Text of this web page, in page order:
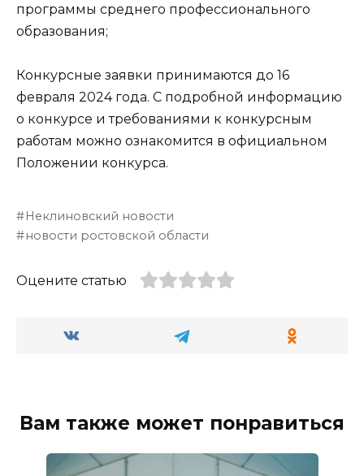
программы среднего профессионального
образования;
Конкурсные заявки принимаются до 16
февраля 2024 года. С подробной информацию
о конкурсе и требованиями к конкурсным
работам можно ознакомится в официальном
Положении конкурса.
Неклиновский новости
новости ростовской области
Оцените статью
Вам также может понравиться